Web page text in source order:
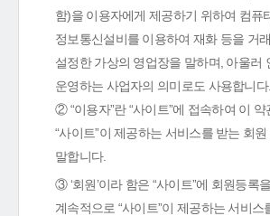
함)을 이용자에게 제공하기 위하여 컴퓨
정보통신설비를 이용하여 재화 등을 거
설정한 가상의 영업장을 말하며, 아울러
운영하는 사업자의 의미로도 사용합니다.
② “이용자”란 “사이트”에 접속하여 이
“사이트”이 제공하는 서비스를 받는 회
말합니다.
③ ‘회원’이라 함은 “사이트”에 회원등록
계속적으로 “사이트”이 제공하는 서비스